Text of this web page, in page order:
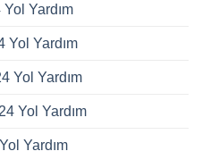
Yardım
Yol Yardım
Yol Yardım
Yol Yardım
Yardım